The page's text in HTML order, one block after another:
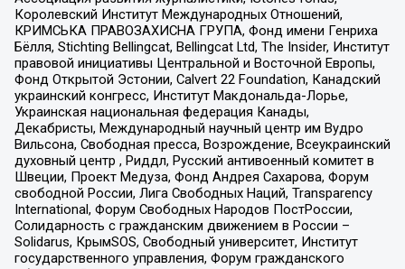
Королевский Институт Международных Отношений,
КРИМСЬКА ПРАВОЗАХИСНА ГРУПА, Фонд имени Генриха
Бёлля, Stichting Bellingcat, Bellingcat Ltd, The Insider, Институт
правовой инициативы Центральной и Восточной Европы,
Фонд Открытой Эстонии, Calvert 22 Foundation, Канадский
украинский конгресс, Институт Макдональда-Лорье,
Украинская национальная федерация Канады,
Декабристы, Международный научный центр им Вудро
Вильсона, Свободная пресса, Возрождение, Всеукраинский
духовный центр , Риддл, Русский антивоенный комитет в
Швеции, Проект Медуза, Фонд Андрея Сахарова, Форум
свободной России, Лига Свободных Наций, Transparеncy
International, Форум Свободных Народов ПостРоссии,
Солидарность с гражданским движением в России –
Solidarus, КрымSOS, Свободный университет, Институт
государственного управления, Форум гражданского